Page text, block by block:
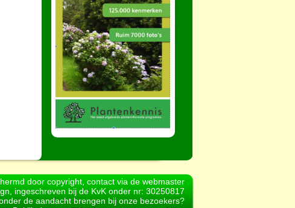
door copyright, contact via de webmaster
ingeschreven bij de KvK onder nr: 30250817
de aandacht brengen bij onze bezoekers?